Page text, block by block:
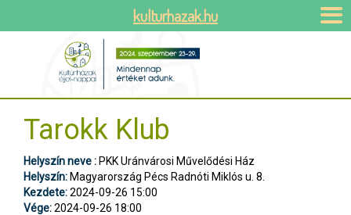
Tarokk Klub
Helyszín neve : PKK Uránvárosi Művelődési Ház
Helyszín: Magyarország Pécs Radnóti Miklós u. 8.
Kezdete:2024-09-26 15:00
Vége:2024-09-26 18:00
kulturhazak.hu